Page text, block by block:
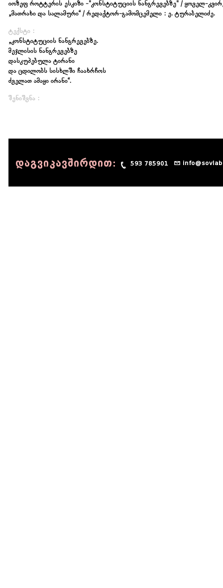
იოზეფ როტტერის ესკიზი -"კონსტიტუციის ნანგრევებზე" / ყოველ-
„მათრახი და სალამური“ / რედაქტორ-გამომცემელი : ე. ტურაბელიძე.
ტექსტი :
„კონსტიტუციის ნანგრევებზე.
მეჯლისის ნანგრევებზე
დასკუპებულა ტირანი
და ცდილობს სისხლში ჩაახრჩოს
ძველათ ამაყი ირანი“.
შენიშვნა :
დაგვიკავშირდით: 593 785901